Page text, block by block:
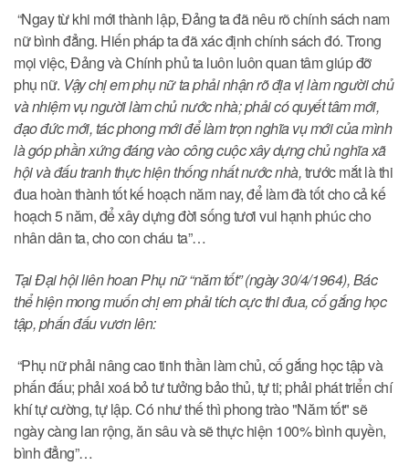
“Ngay từ khi mới thành lập, Đảng ta đã nêu rõ chính sách nam
nữ bình đẳng. Hiến pháp ta đã xác định chính sách đó. Trong
mọi việc, Đảng và Chính phủ ta luôn luôn quan tâm giúp đỡ
phụ nữ. Vậy chị em phụ nữ ta phải nhận rõ địa vị làm người chủ
và nhiệm vụ người làm chủ nước nhà; phải có quyết tâm mới,
đạo đức mới, tác phong mới để làm trọn nghĩa vụ mới của mình
là góp phần xứng đáng vào công cuộc xây dựng chủ nghĩa xã
hội và đấu tranh thực hiện thống nhất nước nhà,trước mắt là thi
đua hoàn thành tốt kế hoạch năm nay, để làm đà tốt cho cả kế
hoạch 5 năm, để xây dựng đời sống tươi vui hạnh phúc cho
nhân dân ta, cho con cháu ta”…
Tại Đại hội liên hoan Phụ nữ “năm tốt” (ngày 30/4/1964), Bác
thể hiện mong muốn chị em phải tích cực thi đua, cố gắng học
tập, phấn đấu vươn lên:
“Phụ nữ phải nâng cao tinh thần làm chủ, cố gắng học tập và
phấn đấu; phải xoá bỏ tư tưởng bảo thủ, tự ti; phải phát triển chí
khí tự cường, tự lập. Có như thế thì phong trào "Năm tốt" sẽ
ngày càng lan rộng, ăn sâu và sẽ thực hiện 100% bình quyền,
bình đẳng”…